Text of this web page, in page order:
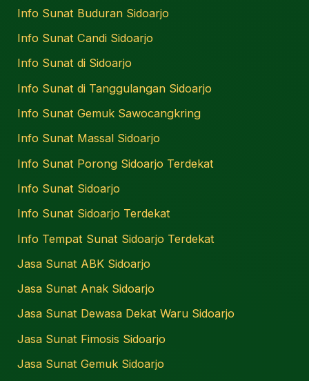
Info Sunat Buduran Sidoarjo
Info Sunat Candi Sidoarjo
Info Sunat di Sidoarjo
Info Sunat di Tanggulangan Sidoarjo
Info Sunat Gemuk Sawocangkring
Info Sunat Massal Sidoarjo
Info Sunat Porong Sidoarjo Terdekat
Info Sunat Sidoarjo
Info Sunat Sidoarjo Terdekat
Info Tempat Sunat Sidoarjo Terdekat
Jasa Sunat ABK Sidoarjo
Jasa Sunat Anak Sidoarjo
Jasa Sunat Dewasa Dekat Waru Sidoarjo
Jasa Sunat Fimosis Sidoarjo
Jasa Sunat Gemuk Sidoarjo